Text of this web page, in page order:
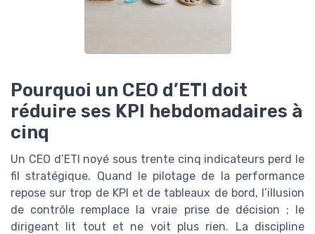
Pourquoi un CEO d’ETI doit
réduire ses KPI hebdomadaires à
cinq
Un CEO d’ETI noyé sous trente cinq indicateurs perd le
fil stratégique. Quand le pilotage de la performance
repose sur trop de KPI et de tableaux de bord, l’illusion
de contrôle remplace la vraie prise de décision ; le
dirigeant lit tout et ne voit plus rien. La discipline